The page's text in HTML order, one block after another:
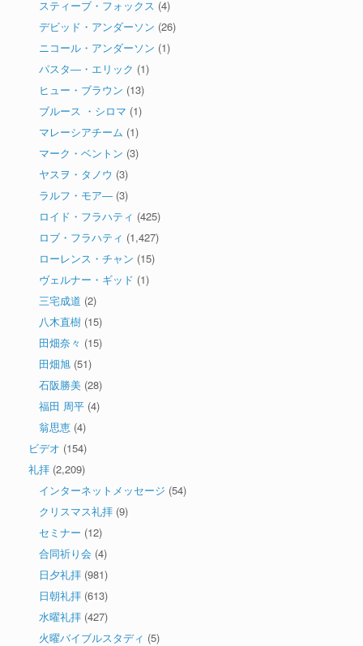
スティーブ・フォックス (4)
デビッド・アンダーソン (26)
ニコール・アンダーソン (1)
パスタ―・エリック (1)
ヒュー・ブラウン (13)
ブルース ・シロマ (1)
マレーシアチーム (1)
マーク・ベントン (3)
ヤスヲ・タノウ (3)
ラルフ・モア― (3)
ロイド・フラハティ (425)
ロブ・フラハティ (1,427)
ローレンス・チャン (15)
ヴェルナー・ギッド (1)
三宅成道 (2)
八木直樹 (15)
田畑奈々 (15)
田畑旭 (51)
石阪勝美 (28)
福田 周平 (4)
翁思恵 (4)
ビデオ (154)
礼拝 (2,209)
インターネットメッセージ (54)
クリスマス礼拝 (9)
セミナー (12)
合同祈り会 (4)
日夕礼拝 (981)
日朝礼拝 (613)
水曜礼拝 (427)
火曜バイブルスタディ (5)